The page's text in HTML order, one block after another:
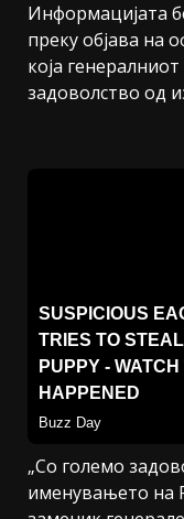
Информацијата
преку објава на
која
задоволство од
„Со големо
именувањето на